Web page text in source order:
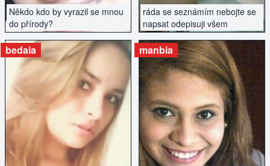
Někdo kdo by vyrazil se mnou
do přírody?
ráda se seznámím nebojte se
napsat odepisuji všem
bedaia
ZOBRAZIT INZERÁT
manbia
ZOBRAZIT INZERÁT